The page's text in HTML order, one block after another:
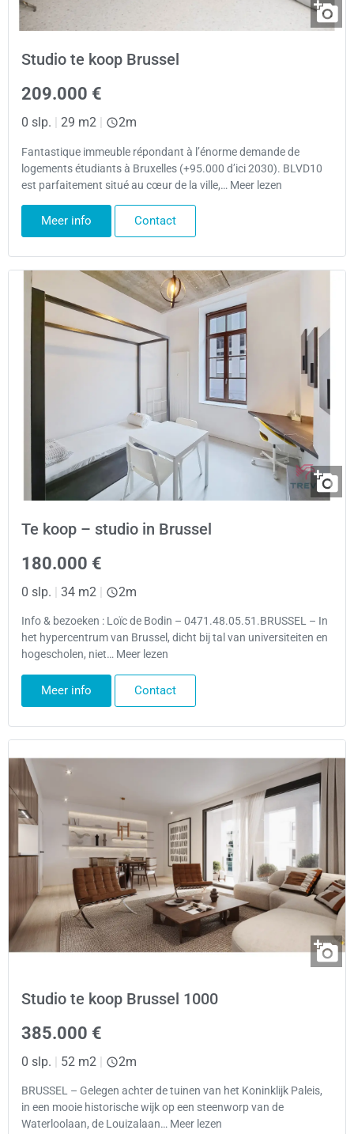
Studio te koop Brussel
209.000 €
0 slp. 29 m2 2m
Fantastique immeuble répondant à l’énorme demande de
logements étudiants à Bruxelles (+95.000 d’ici 2030). BLVD10
est parfaitement situé au cœur de la ville,… Meer lezen
Meer info Contact
Te koop – studio in Brussel
180.000 €
0 slp. | 34 m2 | 2m
Info & bezoeken : Loïc de Bodin – 0471.48.05.51.BRUSSEL – In
het hypercentrum van Brussel, dicht bij tal van universiteiten en
hogescholen, niet… Meer lezen
Meer info Contact
Studio te koop Brussel 1000
385.000 €
0 slp. | 52 m2 | 2m
BRUSSEL – Gelegen achter de tuinen van het Koninklijk Paleis,
in een mooie historische wijk op een steenworp van de
Waterloolaan, de Louizalaan… Meer lezen